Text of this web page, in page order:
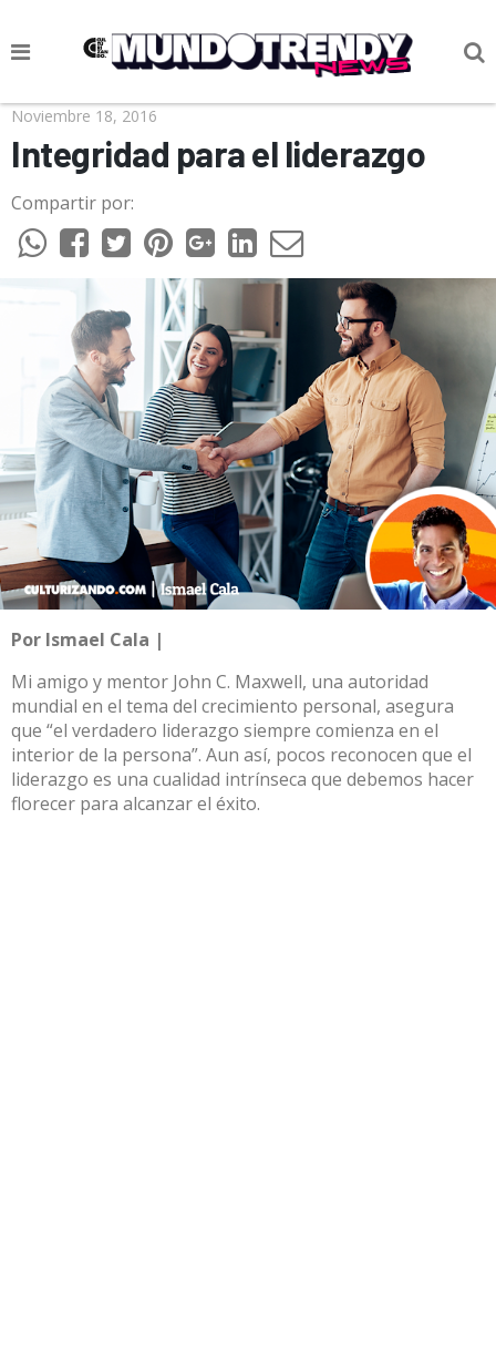
NOTICIAS
CULTURA POP
CIENCIA Y TECNOLOGÍA
VIDA
CULTURIZANDO.COM
Noviembre 18, 2016
Integridad para el liderazgo
Compartir por:
Por Ismael Cala |
Mi amigo y mentor John C. Maxwell, una autoridad
mundial en el tema del crecimiento personal, asegura
que “el verdadero liderazgo siempre comienza en el
interior de la persona”. Aun así, pocos reconocen que el
liderazgo es una cualidad intrínseca que debemos hacer
florecer para alcanzar el éxito.